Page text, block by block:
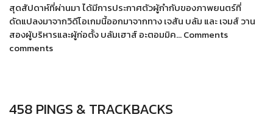
สุดสัปดาห์ที่ผ่านมา ได้มีการประกาศตัวผู้กำกับของภาพยนตร์ที่
ดัดแปลงมาจากวิดีโอเกมนี้ออกมาจากทาง เจสัน บลัม และ เจมส์ วาน
สองผู้บริหารและผู้ก่อตั้ง บลัมเฮาส์ อะตอมมิค… Comments
comments
458 PINGS & TRACKBACKS